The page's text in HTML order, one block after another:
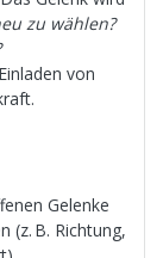
zu wählen?
von
Gelenke
(z. B. Richtung,